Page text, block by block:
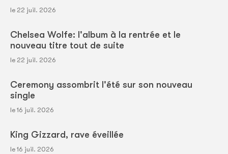
le 22 juil. 2026
Chelsea Wolfe: l'album à la rentrée et le
nouveau titre tout de suite
le 22 juil. 2026
Ceremony assombrit l'été sur son nouveau
single
le 16 juil. 2026
King Gizzard, rave éveillée
le 16 juil. 2026